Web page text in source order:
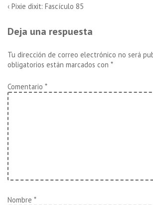
Navegación
de
entradas
La
es
‹ Pixie dixit: Fascículo 85
Deja una respuesta
Tu dirección de correo electrónico no será
obligatorios están marcados con *
Comentario *
Nombre *